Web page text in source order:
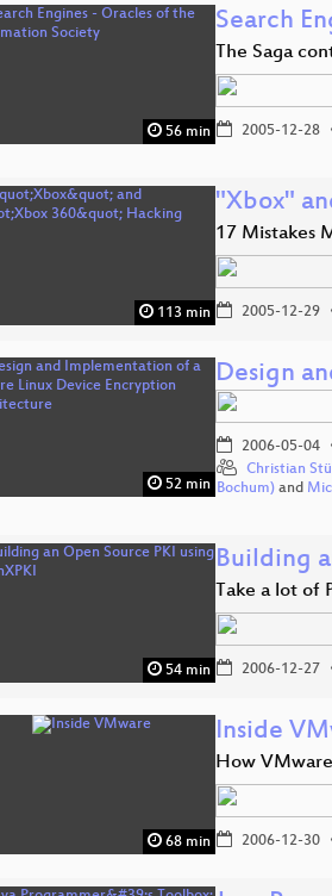
56 min
Search
The Saga
2005-12-28
113 min
"Xbox"
17 Mistakes
2005-12-29
52 min
Design
2006-05-04
Christian
Bochum) and
54 min
Building
Take a lot of
2006-12-27
68 min
Inside
How
2006-12-30